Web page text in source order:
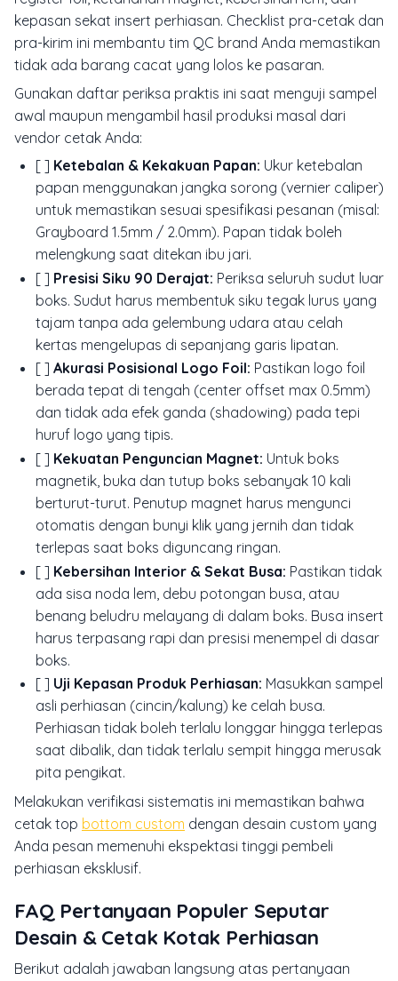
kepasan sekat insert perhiasan. Checklist pra-cetak dan
pra-kirim ini membantu tim QC brand Anda memastikan
tidak ada barang cacat yang lolos ke pasaran.
Gunakan daftar periksa praktis ini saat menguji sampel
awal maupun mengambil hasil produksi masal dari
vendor cetak Anda:
[ ] Ketebalan & Kekakuan Papan: Ukur ketebalan
papan menggunakan jangka sorong (vernier caliper)
untuk memastikan sesuai spesifikasi pesanan (misal:
Grayboard 1.5mm / 2.0mm). Papan tidak boleh
melengkung saat ditekan ibu jari.
[ ] Presisi Siku 90 Derajat: Periksa seluruh sudut luar
boks. Sudut harus membentuk siku tegak lurus yang
tajam tanpa ada gelembung udara atau celah
kertas mengelupas di sepanjang garis lipatan.
[ ] Akurasi Posisional Logo Foil: Pastikan logo foil
berada tepat di tengah (center offset max 0.5mm)
dan tidak ada efek ganda (shadowing) pada tepi
huruf logo yang tipis.
[ ] Kekuatan Penguncian Magnet: Untuk boks
magnetik, buka dan tutup boks sebanyak 10 kali
berturut-turut. Penutup magnet harus mengunci
otomatis dengan bunyi klik yang jernih dan tidak
terlepas saat boks diguncang ringan.
[ ] Kebersihan Interior & Sekat Busa: Pastikan tidak
ada sisa noda lem, debu potongan busa, atau
benang beludru melayang di dalam boks. Busa insert
harus terpasang rapi dan presisi menempel di dasar
boks.
[ ] Uji Kepasan Produk Perhiasan: Masukkan sampel
asli perhiasan (cincin/kalung) ke celah busa.
Perhiasan tidak boleh terlalu longgar hingga terlepas
saat dibalik, dan tidak terlalu sempit hingga merusak
pita pengikat.
Melakukan verifikasi sistematis ini memastikan bahwa
cetak top bottom custom dengan desain custom yang
Anda pesan memenuhi ekspektasi tinggi pembeli
perhiasan eksklusif.
FAQ Pertanyaan Populer Seputar
Desain & Cetak Kotak Perhiasan
Berikut adalah jawaban langsung atas pertanyaan